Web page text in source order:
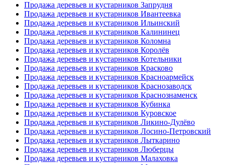
Продажа деревьев и кустарников Запрудня
Продажа деревьев и кустарников Ивантеевка
Продажа деревьев и кустарников Ильинский
Продажа деревьев и кустарников Калининец
Продажа деревьев и кустарников Коломна
Продажа деревьев и кустарников Королёв
Продажа деревьев и кустарников Котельники
Продажа деревьев и кустарников Красково
Продажа деревьев и кустарников Красноармейск
Продажа деревьев и кустарников Краснозаводск
Продажа деревьев и кустарников Краснознаменск
Продажа деревьев и кустарников Кубинка
Продажа деревьев и кустарников Куровское
Продажа деревьев и кустарников Ликино-Дулёво
Продажа деревьев и кустарников Лосино-Петровский
Продажа деревьев и кустарников Лыткарино
Продажа деревьев и кустарников Люберцы
Продажа деревьев и кустарников Малаховка